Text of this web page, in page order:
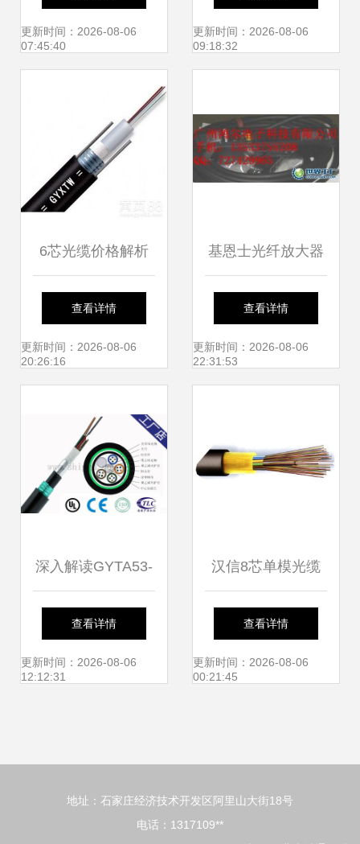
全面解析
更新时间：2026-08-06
07:45:40
业景气信号显现
更新时间：2026-08-06
09:18:32
6芯光缆价格解析
广州地区室外单模
光缆供应与选购指
查看详情
更新时间：2026-08-06
20:26:16
基恩士光纤放大器
LV-11SB高性能解
析 光纤级精度加持
查看详情
更新时间：2026-08-06
22:31:53
深入解读GYTA53-
4B1光缆价格趋势
及4芯GYTA53地埋
查看详情
更新时间：2026-08-06
12:12:31
汉信8芯单模光缆
厂家批发与常德地
区同行价格解析
查看详情
更新时间：2026-08-06
00:21:45
地址：石家庄经济技术开发区阿里山大街18号
电话：1317109**